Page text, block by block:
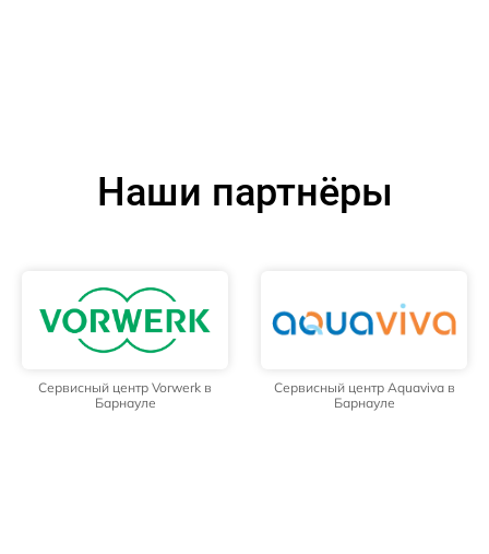
Наши партнёры
Сервисный центр Vorwerk в
Барнауле
Сервисный центр Aquaviva в
Барнауле